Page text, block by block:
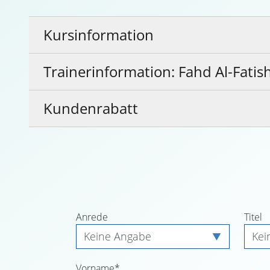
Kursinformation
Trainerinformation: Fahd Al-
Kundenrabatt